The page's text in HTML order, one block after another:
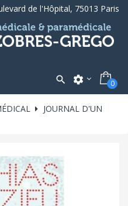
de l'Hôpital, 75013 Paris
 settings 0
JOURNAL D'UN